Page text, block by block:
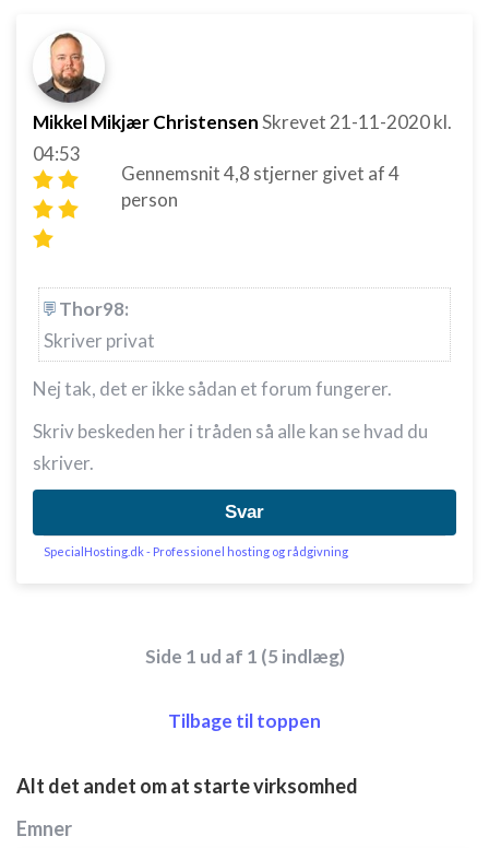
Mikkel Mikjær ChristensenSkrevet 21-11-2020kl.
04:53
Gennemsnit4,8 stjerner givet af4
person
Thor98:
Skriver privat
Nej tak, det er ikke sådan et forum fungerer.
Skriv beskeden her i tråden så alle kan se hvad du
skriver.
Svar
SpecialHosting.dk - Professionel hosting og rådgivning
Side 1 ud af 1 (5 indlæg)
Tilbage til toppen
Alt det andet om at starte virksomhed
Emner